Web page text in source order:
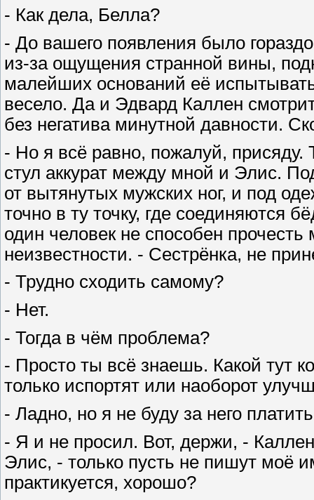
- Как дела, Белла?
- До вашего появления было
из-за ощущения странной вины,
малейших оснований её
весело. Да и Эдвард Каллен
без негатива минутной давности.
- Но я всё равно, пожалуй, присяду.
стул аккурат между мной и Элис.
от вытянутых мужских ног, и под
точно в ту точку, где соединяются
один человек не способен
неизвестности. - Сестрёнка, не
- Трудно сходить самому?
- Нет.
- Тогда в чём проблема?
- Просто ты всё знаешь. Какой тут
только испортят или наоборот
- Ладно, но я не буду за него
- Я и не просил. Вот, держи, -
Элис, - только пусть не пишут моё
практикуется, хорошо?